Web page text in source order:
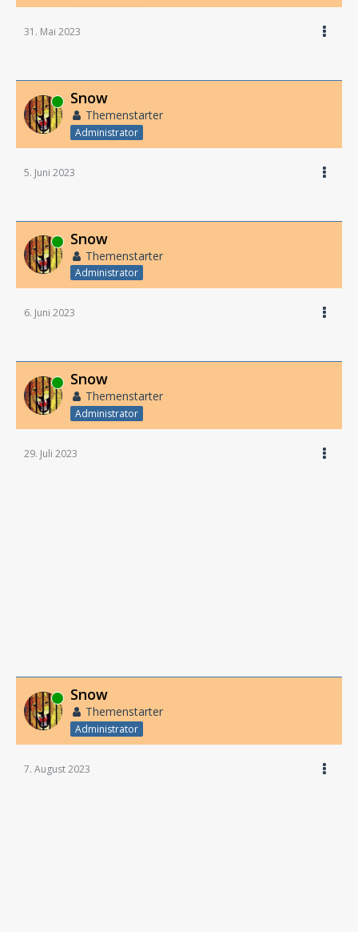
31. Mai 2023
Online Snow
Themenstarter
Administrator
5. Juni 2023
Online Snow
Themenstarter
Administrator
6. Juni 2023
Online Snow
Themenstarter
Administrator
29. Juli 2023
Online Snow
Themenstarter
Administrator
7. August 2023